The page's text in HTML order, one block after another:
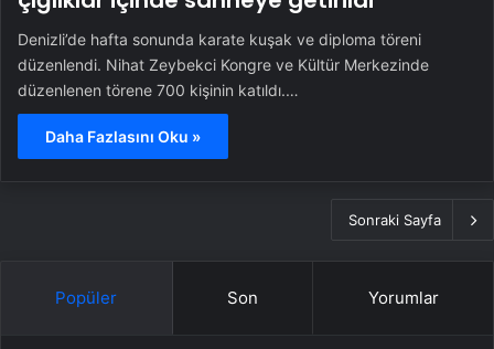
Sonraki Sayfa
Popüler
Fatih Erbakan: Bir yanda ABD, bir
namaz kılıyoruz
banka hesaplarına haciz konuldu